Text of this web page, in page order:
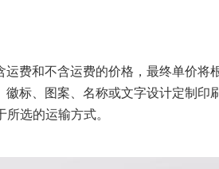
费和不含运费的价格，最终单价将
标、图案、名称或文字设计定制印
选的运输方式。